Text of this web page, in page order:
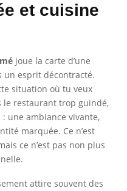
et cuisine
joue la carte d’une
un esprit décontracté.
situation où tu veux
le restaurant trop guindé,
: une ambiance vivante,
marquée. Ce n’est
ce n’est pas non plus
attire souvent des